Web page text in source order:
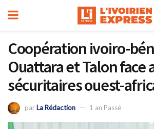
Coopération ivoiro-
Ouattara et Talon face
sécuritaires ouest-
parLa Rédaction 1 an Passé